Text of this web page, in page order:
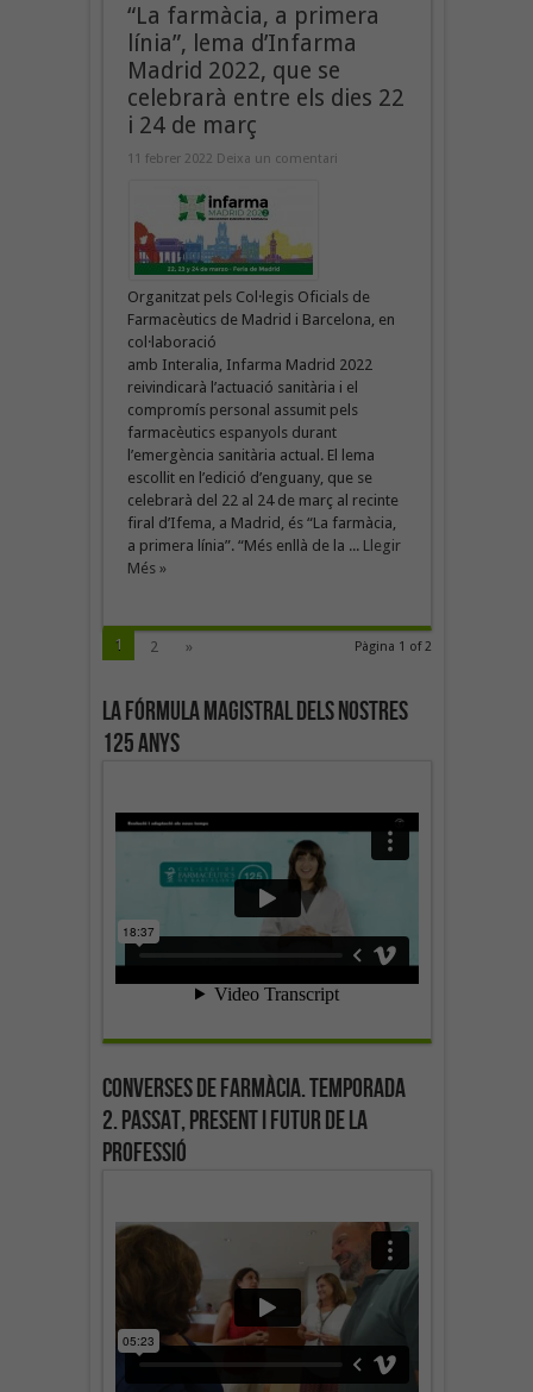
“La farmàcia, a primera
línia”, lema d’Infarma
Madrid 2022, que se
celebrarà entre els dies 22
i 24 de març
11 febrer 2022 Deixa un comentari
Organitzat pels Col·legis Oficials de
Farmacèutics de Madrid i Barcelona, ​​en
col·laboració
amb Interalia, Infarma Madrid 2022
reivindicarà l’actuació sanitària i el
compromís personal assumit pels
farmacèutics espanyols durant
l’emergència sanitària actual. El lema
escollit en l’edició d’enguany, que se
celebrarà del 22 al 24 de març al recinte
firal d’Ifema, a Madrid, és “La farmàcia,
a primera línia”. “Més enllà de la ... Llegir
Més »
Pàgina 1 of 2
1 2 »
La fórmula magistral dels nostres
125 anys
Converses de farmàcia. Temporada
2. Passat, present i futur de la
professió